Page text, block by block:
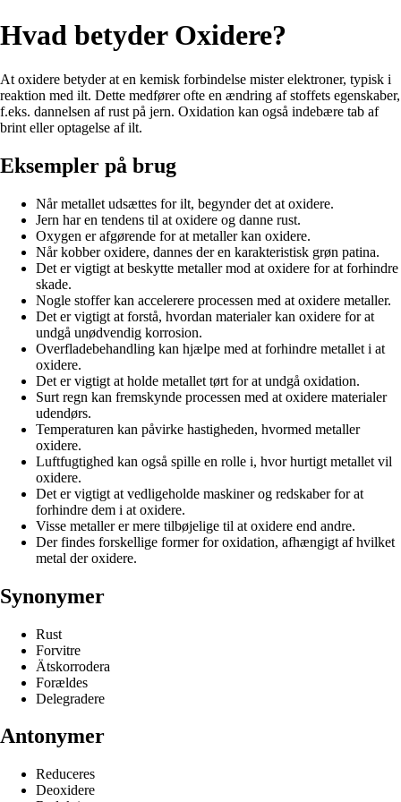
Hvad betyder Oxidere?
At oxidere betyder at en kemisk forbindelse mister elektroner, typisk i
reaktion med ilt. Dette medfører ofte en ændring af stoffets egenskaber,
f.eks. dannelsen af rust på jern. Oxidation kan også indebære tab af
brint eller optagelse af ilt.
Eksempler på brug
Når metallet udsættes for ilt, begynder det at oxidere.
Jern har en tendens til at oxidere og danne rust.
Oxygen er afgørende for at metaller kan oxidere.
Når kobber oxidere, dannes der en karakteristisk grøn patina.
Det er vigtigt at beskytte metaller mod at oxidere for at forhindre
skade.
Nogle stoffer kan accelerere processen med at oxidere metaller.
Det er vigtigt at forstå, hvordan materialer kan oxidere for at
undgå unødvendig korrosion.
Overfladebehandling kan hjælpe med at forhindre metallet i at
oxidere.
Det er vigtigt at holde metallet tørt for at undgå oxidation.
Surt regn kan fremskynde processen med at oxidere materialer
udendørs.
Temperaturen kan påvirke hastigheden, hvormed metaller
oxidere.
Luftfugtighed kan også spille en rolle i, hvor hurtigt metallet vil
oxidere.
Det er vigtigt at vedligeholde maskiner og redskaber for at
forhindre dem i at oxidere.
Visse metaller er mere tilbøjelige til at oxidere end andre.
Der findes forskellige former for oxidation, afhængigt af hvilket
metal der oxidere.
Synonymer
Rust
Forvitre
Ätskorrodera
Forældes
Delegradere
Antonymer
Reduceres
Deoxidere